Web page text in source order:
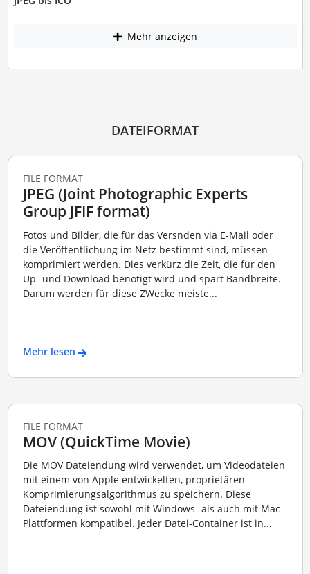
Mehr anzeigen
DATEIFORMAT
FILE FORMAT
JPEG (Joint Photographic Experts
Group JFIF format)
Fotos und Bilder, die für das Versnden via E-Mail oder
die Veröffentlichung im Netz bestimmt sind, müssen
komprimiert werden. Dies verkürz die Zeit, die für den
Up- und Download benötigt wird und spart Bandbreite.
Darum werden für diese ZWecke meiste...
Mehr lesen
FILE FORMAT
MOV (QuickTime Movie)
Die MOV Dateiendung wird verwendet, um Videodateien
mit einem von Apple entwickelten, proprietären
Komprimierungsalgorithmus zu speichern. Diese
Dateiendung ist sowohl mit Windows- als auch mit Mac-
Plattformen kompatibel. Jeder Datei-Container ist in...